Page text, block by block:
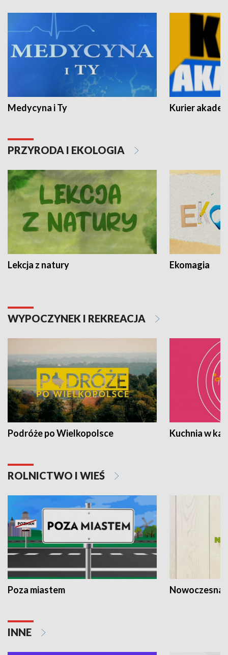
Medycyna i Ty Kurier
PRZYRODA I EKOLOGIA
Lekcja z natury Ekomagia
WYPOCZYNEK I REKREACJA
Podróże po Wielkopolsce Kuchnia w
ROLNICTWO I WIEŚ
Poza miastem Nowoczesna
INNE